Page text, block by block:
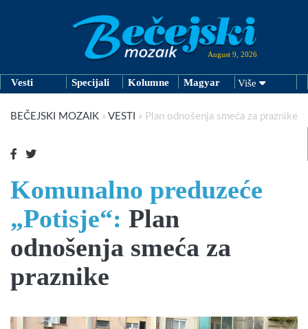
August 9, 2026
Vesti Specijali Kolumne Magyar Više
BEČEJSKI MOZAIK » VESTI » Plan odnošenja smeća za praznike
Komunalno preduzeće
„Potisje“: Plan
odnošenja smeća za
praznike